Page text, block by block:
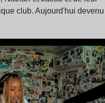
club. Aujourd'hui devenu